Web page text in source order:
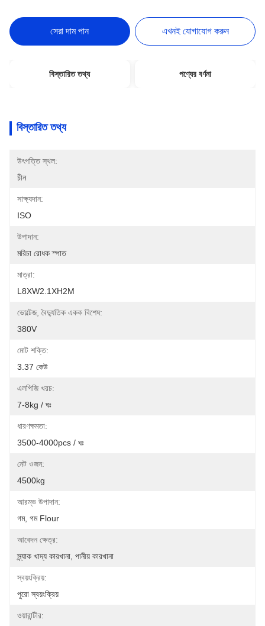
সেরা দাম পান এখনই যোগাযোগ করুন
বিস্তারিত তথ্য পণ্যের বর্ণনা
বিস্তারিত তথ্য
উৎপত্তি স্থল:
চীন
সাক্ষ্যদান:
ISO
উপাদান:
মরিচা রোধক স্পাত
মাত্রা:
L8XW2.1XH2M
ভোল্টেজ, বৈদ্যুতিক একক বিশেষ:
380V
মোট শক্তি:
3.37 কেউ
এলপিজি খরচ:
7-8kg / ঘঃ
ধারণক্ষমতা:
3500-4000pcs / ঘঃ
নেট ওজন:
4500kg
আরম্ভ উপাদান:
গম, গম Flour
আবেদন ক্ষেত্র:
স্ন্যাক খাদ্য কারখানা, পানীয় কারখানা
স্বয়ংক্রিয়:
পুরো স্বয়ংক্রিয়
ওয়ারান্টীর: